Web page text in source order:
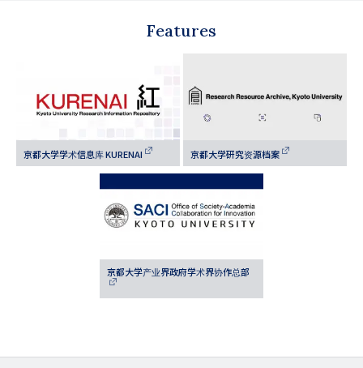
Features
京都大学学术信息库 KURENAI 京都大学研究资源档案
京都大学产业界政府学术界协作总部